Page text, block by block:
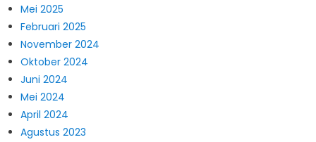
Mei 2025
Februari 2025
November 2024
Oktober 2024
Juni 2024
Mei 2024
April 2024
Agustus 2023